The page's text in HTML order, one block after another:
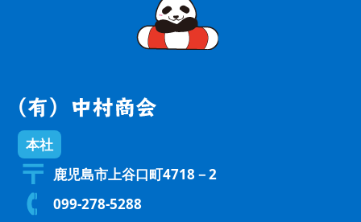
本社
鹿児島市上谷口町4718－2
099-278-5288